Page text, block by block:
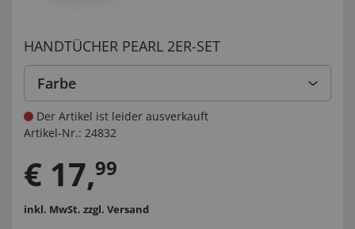
HANDTÜCHER PEARL 2ER-SET
Farbe
Der Artikel ist leider ausverkauft
Artikel-Nr.: 24832
€ 17,99
inkl. MwSt. zzgl. Versand